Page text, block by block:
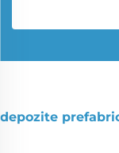
depozite